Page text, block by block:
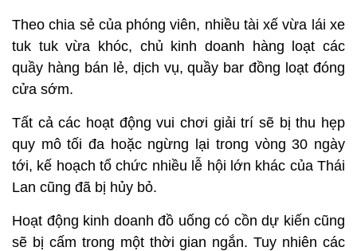
Theo chia sẻ của phóng viên, nhiều tài xế vừa lái xe
tuk tuk vừa khóc, chủ kinh doanh hàng loạt các
quầy hàng bán lẻ, dịch vụ, quầy bar đồng loạt đóng
cửa sớm.
Tất cả các hoạt động vui chơi giải trí sẽ bị thu hẹp
quy mô tối đa hoặc ngừng lại trong vòng 30 ngày
tới, kế hoạch tổ chức nhiều lễ hội lớn khác của Thái
Lan cũng đã bị hủy bỏ.
Hoạt động kinh doanh đồ uống có cồn dự kiến cũng
sẽ bị cấm trong một thời gian ngắn. Tuy nhiên các